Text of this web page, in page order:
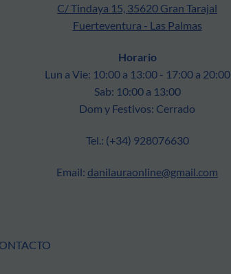
C/ Tindaya 15, 35620 Gran Tarajal
Fuerteventura - Las Palmas
Horario
Lun a Vie: 10:00 a 13:00 - 17:00 a 20:00
Sab: 10:00 a 13:00
Dom y Festivos: Cerrado
Tel.: (+34) 928076630
Email: danilauraonline@gmail.com